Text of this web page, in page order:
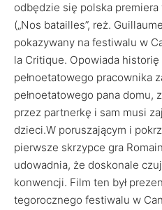
odbędzie się polska premiera
(„Nos batailles”, reż.
pokazywany na festiwalu w
la Critique. Opowiada
pełnoetatowego pracownika
pełnoetatowego pana
przez partnerkę i sam musi
dzieci.W poruszającym i
pierwsze skrzypce gra
udowadnia, że doskonale
konwencji. Film ten był
tegorocznego festiwalu w